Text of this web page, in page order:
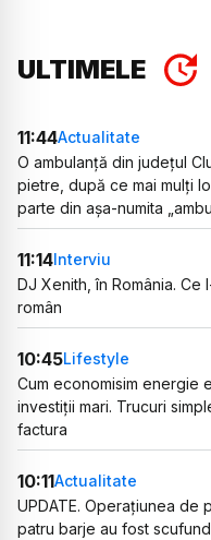
ULTIMELE
11:44Actualitate
O ambulanță din județul
pietre, după ce mai mulți
parte din așa-numita
11:14Interviu
DJ Xenith, în România.
român
10:45Lifestyle
Cum economisim energie
investiții mari. Trucuri
factura
10:11Actualitate
UPDATE. Operațiunea de
patru barje au fost